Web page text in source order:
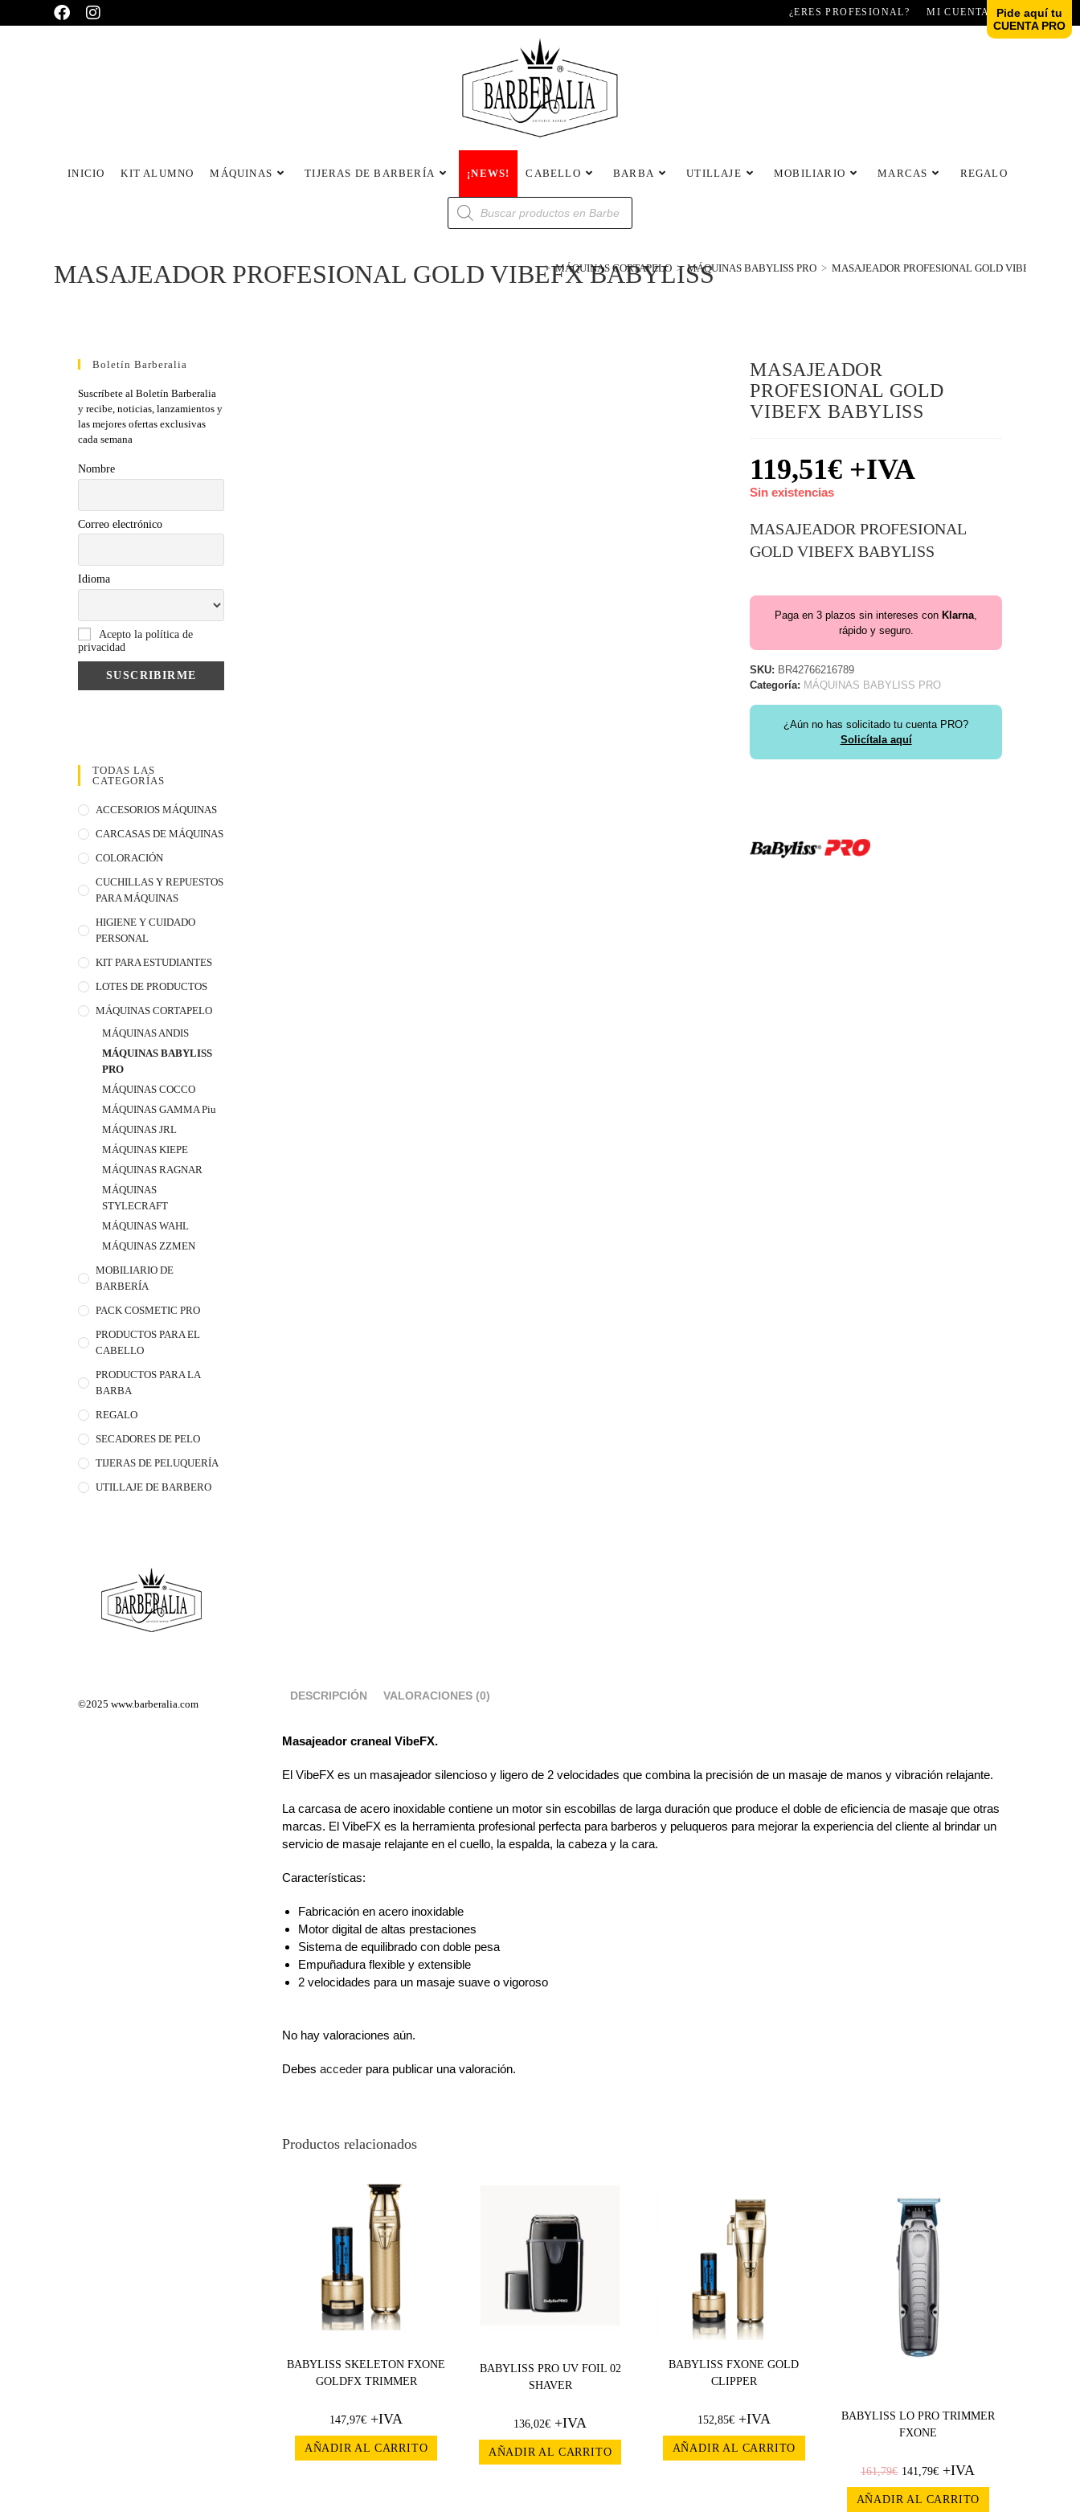
¿ERES PROFESIONAL? MI CUENTA
INICIO KIT ALUMNO MÁQUINAS TIJERAS DE BARBERÍA ¡NEWS! CABELLO BARBA UTILLAJE MOBILIARIO MARCAS REGALO
MASAJEADOR PROFESIONAL GOLD VIBEFX BABYLISS
> MÁQUINAS CORTAPELO > MÁQUINAS BABYLISS PRO > MASAJEADOR PROFESIONAL GOLD VIBEFX
Boletín Barberalia
Suscríbete al Boletín Barberalia
y recibe, noticias, lanzamientos y
las mejores ofertas exclusivas
cada semana
Nombre
Correo electrónico
Idioma
Acepto la política de
privacidad
TODAS LAS
CATEGORÍAS
ACCESORIOS MÁQUINAS
CARCASAS DE MÁQUINAS
COLORACIÓN
CUCHILLAS Y REPUESTOS
PARA MÁQUINAS
HIGIENE Y CUIDADO
PERSONAL
KIT PARA ESTUDIANTES
LOTES DE PRODUCTOS
MÁQUINAS CORTAPELO
MÁQUINAS ANDIS
MÁQUINAS BABYLISS
PRO
MÁQUINAS COCCO
MÁQUINAS GAMMA Piu
MÁQUINAS JRL
MÁQUINAS KIEPE
MÁQUINAS RAGNAR
MÁQUINAS
STYLECRAFT
MÁQUINAS WAHL
MÁQUINAS ZZMEN
MOBILIARIO DE
BARBERÍA
PACK COSMETIC PRO
PRODUCTOS PARA EL
CABELLO
PRODUCTOS PARA LA
BARBA
REGALO
SECADORES DE PELO
TIJERAS DE PELUQUERÍA
UTILLAJE DE BARBERO
©2025www.barberalia.com
MASAJEADOR
PROFESIONAL GOLD
VIBEFX BABYLISS
119,51€ +IVA
Sin existencias
MASAJEADOR PROFESIONAL
GOLD VIBEFX BABYLISS
Paga en 3 plazos sin intereses con Klarna,
rápido y seguro.
SKU: BR42766216789
Categoría: MÁQUINAS BABYLISS PRO
¿Aún no has solicitado tu cuenta PRO?
Solicítala aquí
DESCRIPCIÓN VALORACIONES (0)
Masajeador craneal VibeFX.
El VibeFX es un masajeador silencioso y ligero de 2 velocidades que combina la precisión de un masaje de manos y vibración relajante.
La carcasa de acero inoxidable contiene un motor sin escobillas de larga duración que produce el doble de eficiencia de masaje que otras
marcas. El VibeFX es la herramienta profesional perfecta para barberos y peluqueros para mejorar la experiencia del cliente al brindar un
servicio de masaje relajante en el cuello, la espalda, la cabeza y la cara.
Características:
Fabricación en acero inoxidable
Motor digital de altas prestaciones
Sistema de equilibrado con doble pesa
Empuñadura flexible y extensible
2 velocidades para un masaje suave o vigoroso
No hay valoraciones aún.
Debesacceder para publicar una valoración.
Productos relacionados
BABYLISS SKELETON FXONE
GOLDFX TRIMMER
147,97€ +IVA
AÑADIR AL CARRITO
BABYLISS PRO UV FOIL 02
SHAVER
136,02€ +IVA
AÑADIR AL CARRITO
BABYLISS FXONE GOLD
CLIPPER
152,85€+IVA
AÑADIR AL CARRITO
BABYLISS LO PRO TRIMMER
FXONE
161,79€ 141,79€ +IVA
AÑADIR AL CARRITO
Pide aquí tu
CUENTA PRO